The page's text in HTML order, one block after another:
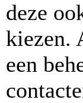
deze
kiezen.
een